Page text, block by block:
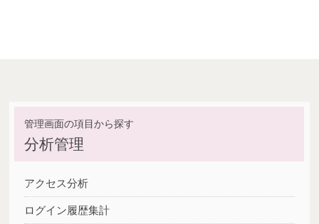
分析管理
アクセス分析
ログイン履歴集計